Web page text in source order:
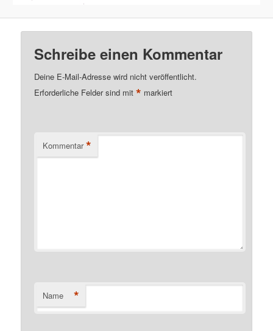
Schreibe einen Kommentar
Deine E-Mail-Adresse wird nicht veröffentlicht.
Erforderliche Felder sind mit* markiert
Kommentar *
Name *